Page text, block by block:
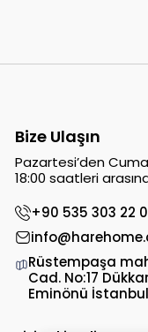
Bize Ulaşın
Pazartesi’den
18:00 saatleri
+90 535 303 22
Rüstempaşa
Cad. No:17
Eminönü İstanbul